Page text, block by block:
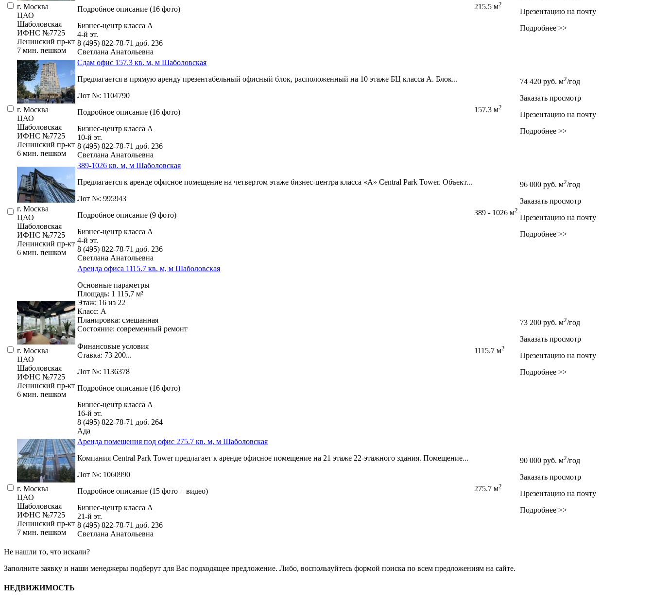
г. Москва
ЦАО
Шаболовская
ИФНС №7725
Ленинский пр-кт
7 мин. пешком
Подробное описание (16 фото)
Бизнес-центр класса А
4-й эт.
8 (495) 822-78-71 доб. 236
Светлана Анатольевна
215.5 м2
Презентацию на почту
Подробнее >>
г. Москва
ЦАО
Шаболовская
ИФНС №7725
Ленинский пр-кт
6 мин. пешком
Сдам офис 157.3 кв. м, м Шаболовская
Предлагается в прямую аренду презентабельный офисный блок,­ расположенный на 10 этаже БЦ класса А. Блок...
Лот №: 1104790
Подробное описание (16 фото)
Бизнес-центр класса А
10-й эт.
8 (495) 822-78-71 доб. 236
Светлана Анатольевна
157.3 м2
74 420 руб. м2/год
Заказать просмотр
Презентацию на почту
Подробнее >>
г. Москва
ЦАО
Шаболовская
ИФНС №7725
Ленинский пр-кт
6 мин. пешком
389-1026 кв. м, м Шаболовская
Предлагается к аренде офисное помещение на четвертом этаже бизнес-центра класса «А» Central Park Tower. Объект...
Лот №: 995943
Подробное описание (9 фото)
Бизнес-центр класса А
4-й эт.
8 (495) 822-78-71 доб. 236
Светлана Анатольевна
389 - 1026 м2
96 000 руб. м2/год
Заказать просмотр
Презентацию на почту
Подробнее >>
г. Москва
ЦАО
Шаболовская
ИФНС №7725
Ленинский пр-кт
6 мин. пешком
Аренда офиса 1115.7 кв. м, м Шаболовская
Основные параметры
Площадь: 1 115,­7 м²
Этаж: 16 из 22
Класс: А
Планировка: смешанная
Состояние: современный ремонт
Финансовые условия
Ставка: 73 200...
Лот №: 1136378
Подробное описание (16 фото)
Бизнес-центр класса А
16-й эт.
8 (495) 822-78-71 доб. 264
Ада
1115.7 м2
73 200 руб. м2/год
Заказать просмотр
Презентацию на почту
Подробнее >>
г. Москва
ЦАО
Шаболовская
ИФНС №7725
Ленинский пр-кт
7 мин. пешком
Аренда помещения под офис 275.7 кв. м, м Шаболовская
Компания Central Park Tower предлагает к аренде офисное помещение на 21 этаже 22-этажного здания. Помещение...
Лот №: 1060990
Подробное описание (15 фото + видео)
Бизнес-центр класса А
21-й эт.
8 (495) 822-78-71 доб. 236
Светлана Анатольевна
275.7 м2
90 000 руб. м2/год
Заказать просмотр
Презентацию на почту
Подробнее >>
Не нашли то, что искали?
Заполните заявку и наши менеджеры подберут для Вас подходящее предложение. Либо, воспользуйтесь формой поиска по всем предложениям на сайте.
НЕДВИЖИМОСТЬ